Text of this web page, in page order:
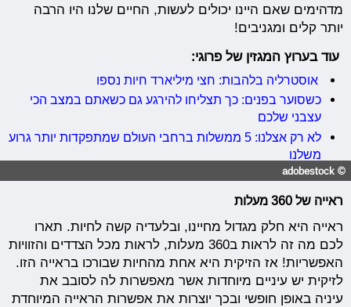
מדהימים שאם היינו יכולים לעשות, החיים שלנו היו הרבה
יותר קלים ומגניבים!
עוד בערוץ המגזין של פרוגי:
אוסטרליה בלהבות: חצי מיליארד חיות נספו
כשסוער בפנים: כך תצליחו להירגע גם כשאתם במצב הכי
עצבני שלכם
לא רק אצלנו: 5 ממשלות ברחבי העולם שמתפקדות יותר גרוע
משלנו
© adobestock
ראייה של 360 מעלות
ראייה היא חלק מגדול מחיינו, ובלעדיה קשה לחיות. תארו
לכם מה זה לראות ב360 מעלות, לראות מכל הצדדים והזוויות
האפשריות! אז הזיקית היא אחת מהחיות שבורכו בראייה הזו.
לזיקית יש עיניים מיוחדות אשר מאפשרות לה לסובב את
עיניה באופן חופשי ובכך יוצרות את אפשרות הראייה המיוחדת